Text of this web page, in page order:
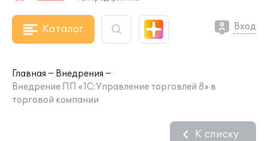
Каталог Вход
Главная
Внедрения
Внедрение ПП «1С:Управление торговлей 8» в
торговой компании
К списку